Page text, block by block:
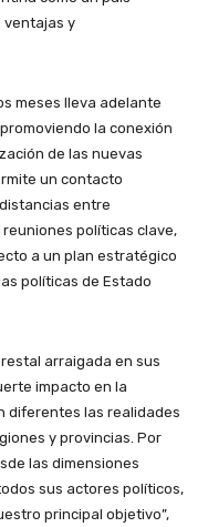
ventajas y
meses lleva adelante
la conexión
de las nuevas
un contacto
entre
políticas clave,
a un plan estratégico
políticas de Estado
arraigada en sus
impacto en la
diferentes las realidades
y provincias. Por
las dimensiones
sus actores políticos,
principal objetivo”,